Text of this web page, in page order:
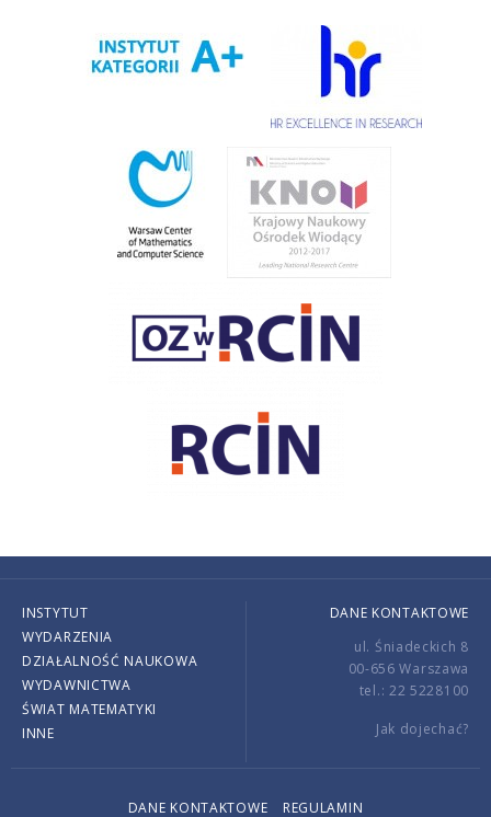
INSTYTUT
WYDARZENIA
DZIAŁALNOŚĆ NAUKOWA
WYDAWNICTWA
ŚWIAT MATEMATYKI
INNE
DANE KONTAKTOWE
ul. Śniadeckich 8
00-656 Warszawa
tel.: 22 5228100
Jak dojechać?
DANE KONTAKTOWE REGULAMIN